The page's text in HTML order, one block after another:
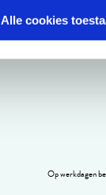
Alle cookies
Op werkdagen